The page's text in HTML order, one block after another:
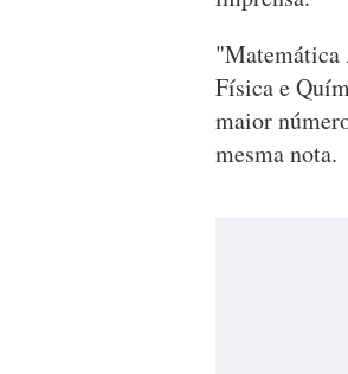
"Matemática
Física e
maior
mesma nota.